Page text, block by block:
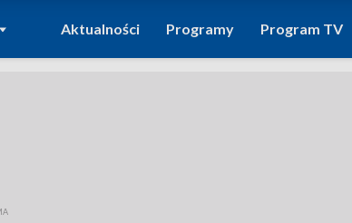
DO
Aktualności Programy Program TV